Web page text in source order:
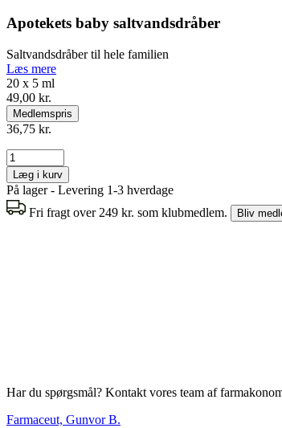
Apotekets baby saltvandsdråber
Saltvandsdråber til hele familien
Læs mere
20 x 5 ml
49,00 kr.
Medlemspris
36,75 kr.
Læg i kurv
På lager - Levering 1-3 hverdage
Fri fragt over 249 kr. som klubmedlem.
Bliv
Har du spørgsmål? Kontakt vores team af
Farmaceut, Gunvor B.